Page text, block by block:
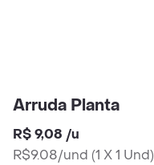
Arruda Planta
R$ 9,08 /u
R$9.08/und (1 X 1 Und)